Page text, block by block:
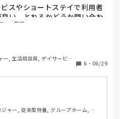
く無いですよね。契約は生きてて
。
スやショートステイで利用者
い、とれるかどうか問い合わ
接とりたいという方がいま
ケアマネとのコミュニケーシ
部のケアマネの場合だと、す
あります。
施設
, 生活相談員, デイサービス,
6 ・ 06/29
ャー, 従来型特養, グループホーム, デ